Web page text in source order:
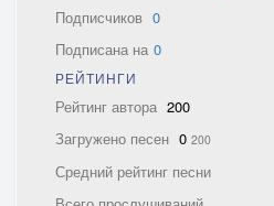
Подписчиков 0
Подписана на 0
РЕЙТИНГИ
Рейтинг автора 200
Загружено песен 0 200
Средний рейтинг песни